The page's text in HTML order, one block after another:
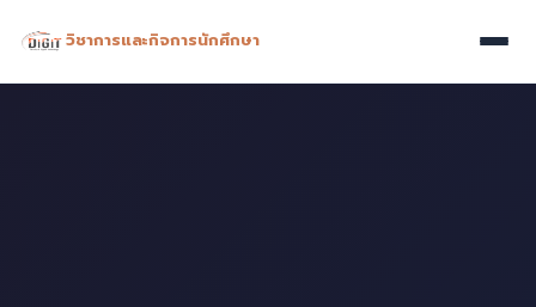
วิชาการและกิจการนักศึกษา